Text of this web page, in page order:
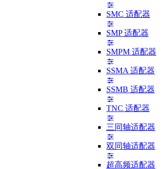
SMC 适配器
SMP 适配器
SMPM 适配器
SSMA 适配器
SSMB 适配器
TNC 适配器
三同轴适配器
双同轴适配器
超高频适配器